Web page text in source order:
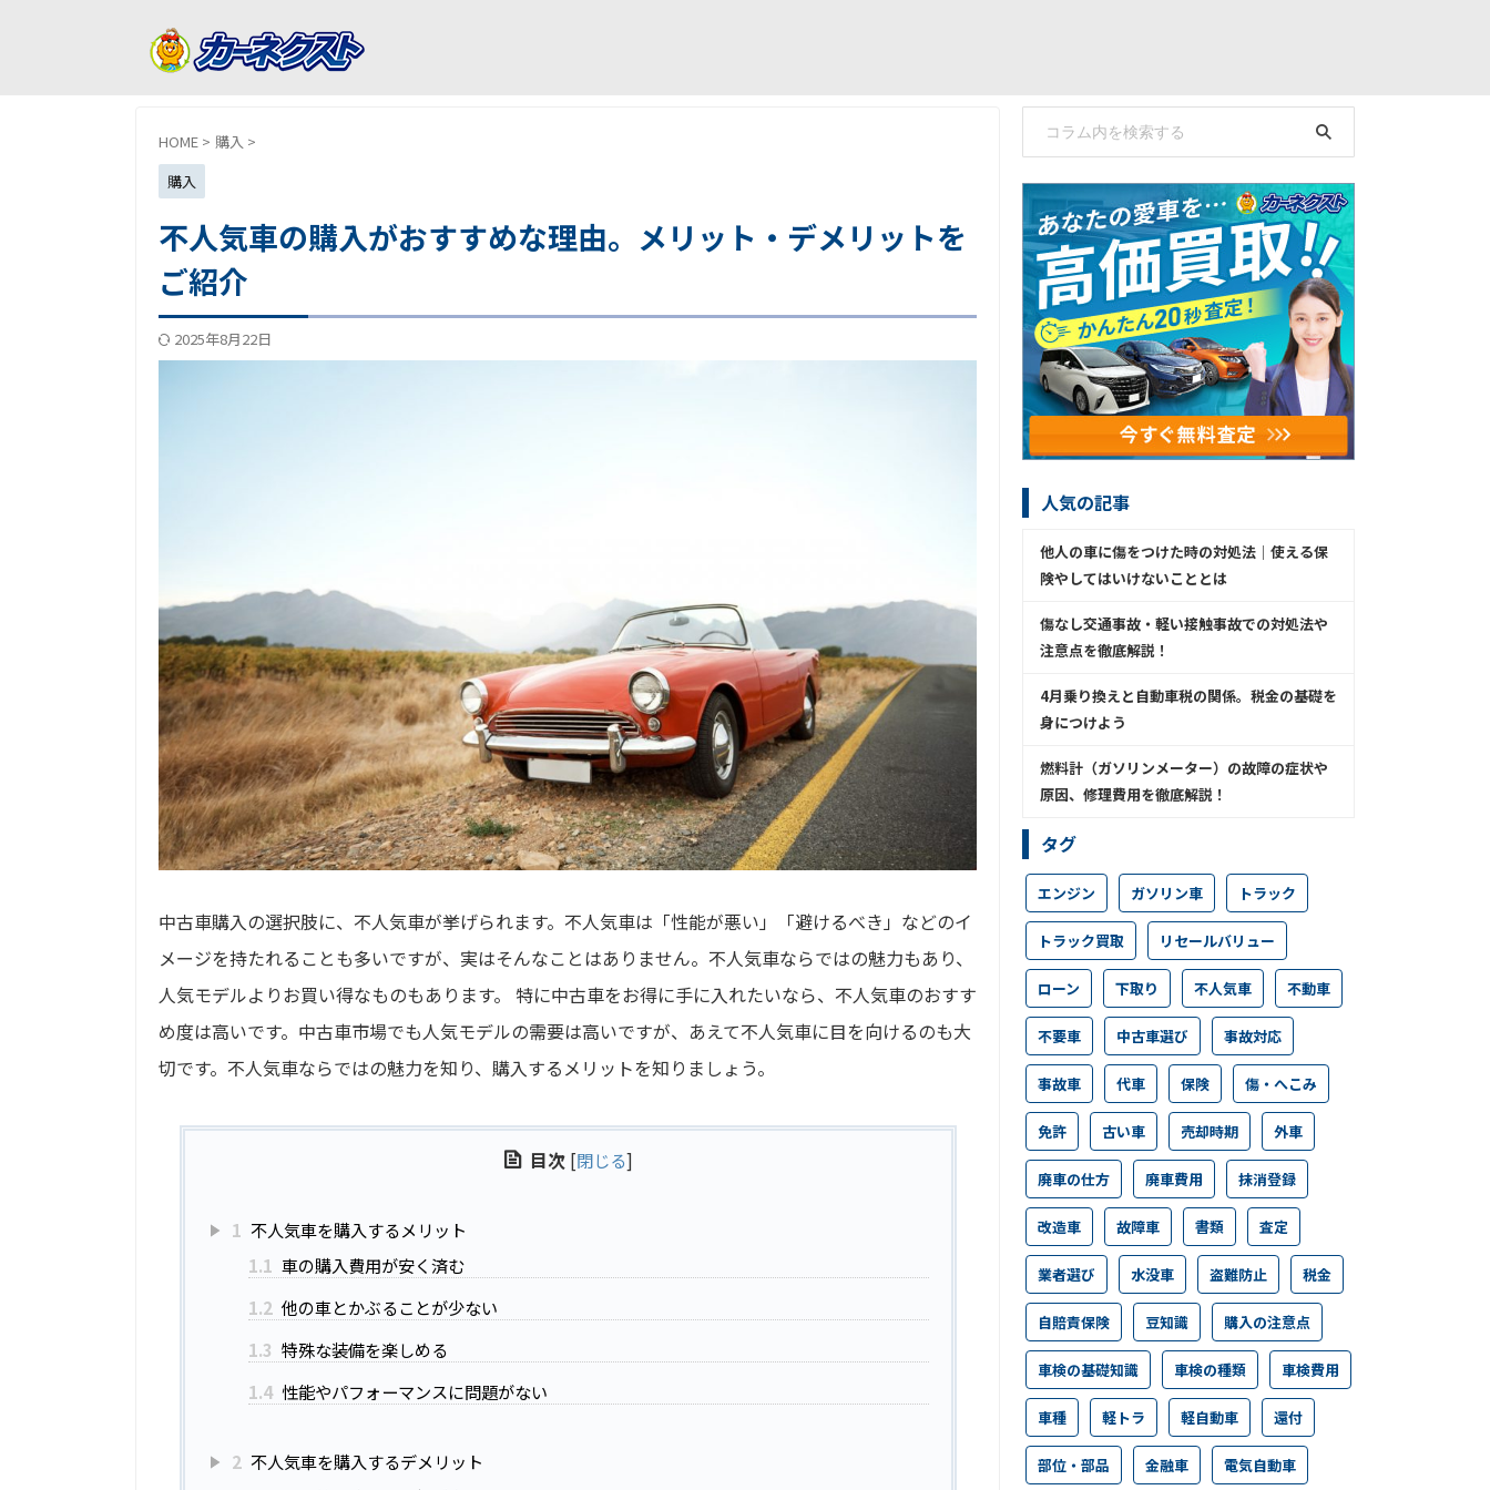
HOME > 購入 >
購入
不人気車の購入がおすすめな理由。メリット・デメリットを
ご紹介
2025年8月22日
中古車購入の選択肢に、不人気車が挙げられます。不人気車は「性能が悪い」「避けるべき」などのイ
メージを持たれることも多いですが、実はそんなことはありません。不人気車ならではの魅力もあり、
人気モデルよりお買い得なものもあります。 特に中古車をお得に手に入れたいなら、不人気車のおすす
め度は高いです。中古車市場でも人気モデルの需要は高いですが、あえて不人気車に目を向けるのも大
切です。不人気車ならではの魅力を知り、購入するメリットを知りましょう。
目次 [閉じる]
1 不人気車を購入するメリット
1.1 車の購入費用が安く済む
1.2 他の車とかぶることが少ない
1.3 特殊な装備を楽しめる
1.4 性能やパフォーマンスに問題がない
2 不人気車を購入するデメリット
人気の記事
他人の車に傷をつけた時の対処法│使える保
険やしてはいけないこととは
傷なし交通事故・軽い接触事故での対処法や
注意点を徹底解説！
4月乗り換えと自動車税の関係。税金の基礎を
身につけよう
燃料計（ガソリンメーター）の故障の症状や
原因、修理費用を徹底解説！
タグ
エンジン ガソリン車 トラック
トラック買取 リセールバリュー
ローン 下取り 不人気車 不動車
不要車 中古車選び 事故対応
事故車 代車 保険 傷・へこみ
免許 古い車 売却時期 外車
廃車の仕方 廃車費用 抹消登録
改造車 故障車 書類 査定
業者選び 水没車 盗難防止 税金
自賠責保険 豆知識 購入の注意点
車検の基礎知識 車検の種類 車検費用
車種 軽トラ 軽自動車 還付
部位・部品 金融車 電気自動車